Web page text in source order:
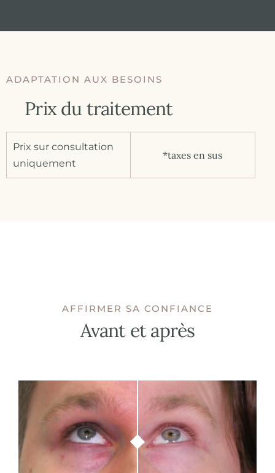
ADAPTATION AUX BESOINS
Prix du traitement
*taxes en sus
Prix sur consultation
uniquement
AFFIRMER SA CONFIANCE
Avant et après